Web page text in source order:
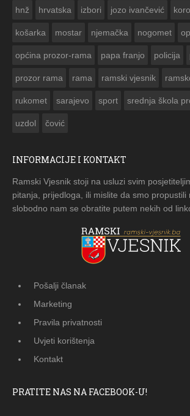
hnž hrvatska izbori jozo ivančević
košarka mostar njemačka nogomet
općina prozor-rama papa franjo policija
prozor rama rama ramski vjesnik
rukomet sarajevo sport srednja škola
uzdol čović
INFORMACIJE I KONTAKT
Ramski Vjesnik stoji na usluzi svim
pitanja, prijedloga, ili mislite da smo propustili
slobodno nam se obratite putem nekih od
Pošalji članak
Marketing
Pravila privatnosti
Uvjeti korištenja
Kontakt
PRATITE NAS NA FACEBOOK-U!